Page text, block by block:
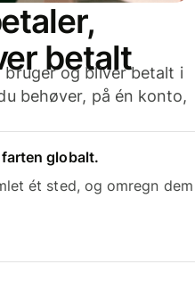
betalt
bruger og bliver betalt i
behøver, på én konto,
globalt.
ét sted, og omregn dem